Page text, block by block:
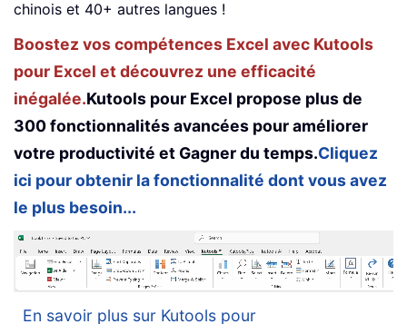
chinois et 40+ autres langues !
Boostez vos compétences Excel avec Kutools
pour Excel et découvrez une efficacité
inégalée.Kutools pour Excel propose plus de
300 fonctionnalités avancées pour améliorer
votre productivité et Gagner du temps.Cliquez
ici pour obtenir la fonctionnalité dont vous avez
le plus besoin...
En savoir plus sur Kutools pour